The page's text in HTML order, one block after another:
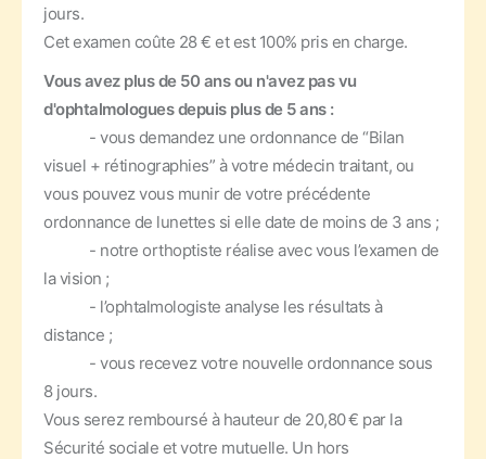
jours.
Cet examen coûte 28 € et est 100% pris en charge.
Vous avez plus de 50 ans ou n'avez pas vu
d'ophtalmologues depuis plus de 5 ans :
- vous demandez une ordonnance de “Bilan
visuel + rétinographies” à votre médecin traitant, ou
vous pouvez vous munir de votre précédente
ordonnance de lunettes si elle date de moins de 3 ans ;
- notre orthoptiste réalise avec vous l’examen de
la vision ;
- l’ophtalmologiste analyse les résultats à
distance ;
- vous recevez votre nouvelle ordonnance sous
8 jours.
Vous serez remboursé à hauteur de 20,80 € par la
Sécurité sociale et votre mutuelle. Un hors